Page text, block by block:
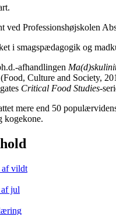
ved Professionshøjskolen
i smagspædagogik og
afhandlingen
(Food, Culture and Society,
Critical Food Studies-
mere end 50
kogekone.
af vildt
jul